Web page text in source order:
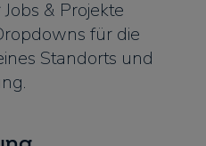
& Projekte
für die
Standorts und